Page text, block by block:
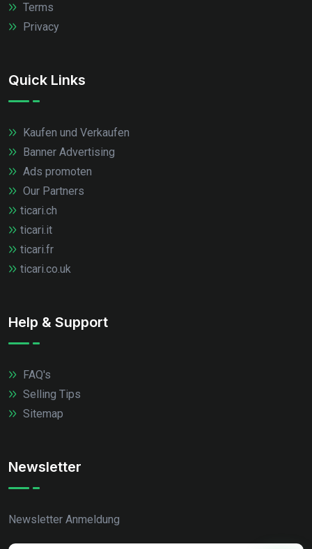
Terms
Privacy
Quick Links
Kaufen und Verkaufen
Banner Advertising
Ads promoten
Our Partners
ticari.ch
ticari.it
ticari.fr
ticari.co.uk
Help & Support
FAQ's
Selling Tips
Sitemap
Newsletter
Newsletter Anmeldung